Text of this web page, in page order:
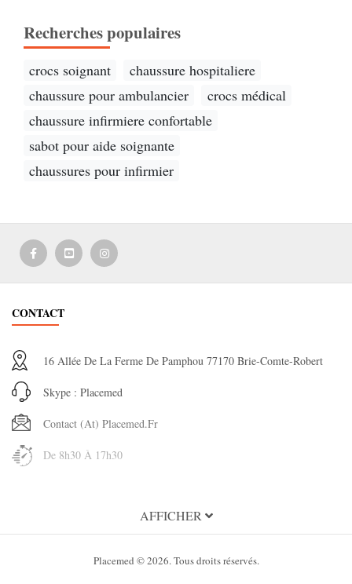
Recherches populaires
crocs soignant
chaussure hospitaliere
chaussure pour ambulancier
crocs médical
chaussure infirmiere confortable
sabot pour aide soignante
chaussures pour infirmier
CONTACT
16 Allée De La Ferme De Pamphou 77170 Brie-Comte-Robert
Skype : Placemed
Contact (at) Placemed.fr
De 8h30 À 17h30
AFFICHER
Placemed © 2026. Tous droits réservés.